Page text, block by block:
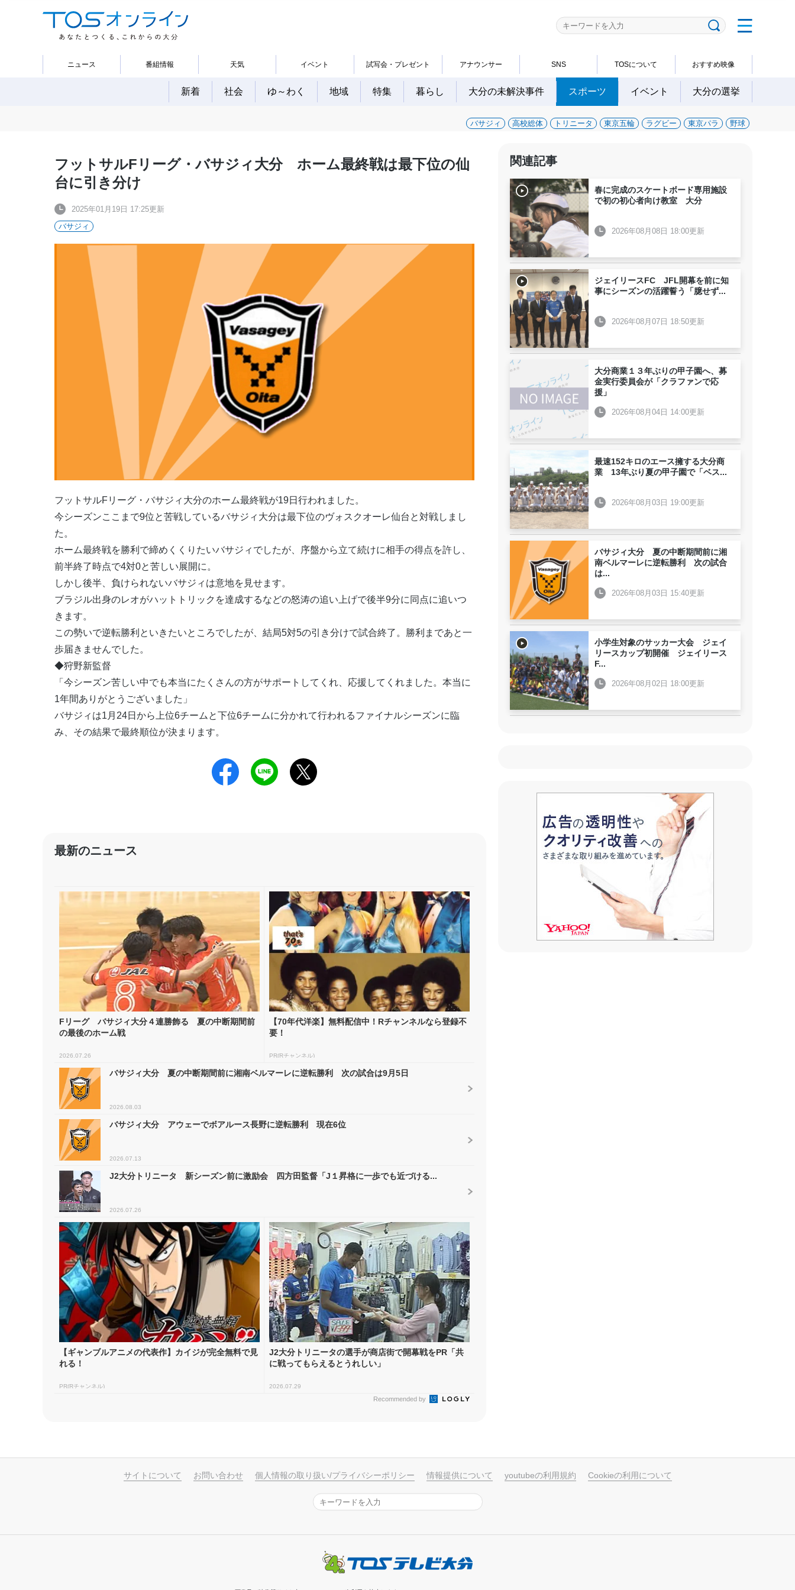
ニュース 番組情報 天気 イベント 試写会・プレゼント アナウンサー SNS TOSについて おすすめ映像
新着 社会 ゆ～わく 地域 特集 暮らし 大分の未解決事件 スポーツ イベント 大分の選挙
バサジィ 高校総体 トリニータ 東京五輪 ラグビー 東京パラ 野球
フットサルFリーグ・バサジィ大分 ホーム最終戦は最下位の仙
台に引き分け
2025年01月19日 17:25更新
バサジィ
フットサルFリーグ・バサジィ大分のホーム最終戦が19日行われました。
今シーズンここまで9位と苦戦しているバサジィ大分は最下位のヴォスクオーレ仙台と対戦しまし
た。
ホーム最終戦を勝利で締めくくりたいバサジィでしたが、序盤から立て続けに相手の得点を許し、
前半終了時点で4対0と苦しい展開に。
しかし後半、負けられないバサジィは意地を見せます。
ブラジル出身のレオがハットトリックを達成するなどの怒涛の追い上げで後半9分に同点に追いつ
きます。
この勢いで逆転勝利といきたいところでしたが、結局5対5の引き分けで試合終了。勝利まであと一
歩届きませんでした。
◆狩野新監督
「今シーズン苦しい中でも本当にたくさんの方がサポートしてくれ、応援してくれました。本当に
1年間ありがとうございました」
バサジィは1月24日から上位6チームと下位6チームに分かれて行われるファイナルシーズンに臨
み、その結果で最終順位が決まります。
最新のニュース
Fリーグ バサジィ大分４連勝飾る 夏の中断期間前
の最後のホーム戦
2026.07.26
【70年代洋楽】無料配信中！Rチャンネルなら登録不
要！
PR(Rチャンネル)
バサジィ大分 夏の中断期間前に湘南ベルマーレに逆転勝利 次の試合は9月5日
2026.08.03
バサジィ大分 アウェーでボアルース長野に逆転勝利 現在6位
2026.07.13
J2大分トリニータ 新シーズン前に激励会 四方田監督「J１昇格に一歩でも近づける...
2026.07.26
【ギャンブルアニメの代表作】カイジが完全無料で見
れる！
PR(Rチャンネル)
J2大分トリニータの選手が商店街で開幕戦をPR「共
に戦ってもらえるとうれしい」
2026.07.29
Recommended by
関連記事
春に完成のスケートボード専用施設
で初の初心者向け教室 大分
2026年08月08日 18:00更新
ジェイリースFC JFL開幕を前に知
事にシーズンの活躍誓う「臆せず...
2026年08月07日 18:50更新
大分商業１３年ぶりの甲子園へ、募
金実行委員会が「クラファンで応
援」
2026年08月04日 14:00更新
最速152キロのエース擁する大分商
業 13年ぶり夏の甲子園で「ベス...
2026年08月03日 19:00更新
バサジィ大分 夏の中断期間前に湘
南ベルマーレに逆転勝利 次の試合
は...
2026年08月03日 15:40更新
小学生対象のサッカー大会 ジェイ
リースカップ初開催 ジェイリース
F...
2026年08月02日 18:00更新
サイトについて お問い合わせ 個人情報の取り扱い/プライバシーポリシー 情報提供について youtubeの利用規約 Cookieの利用について